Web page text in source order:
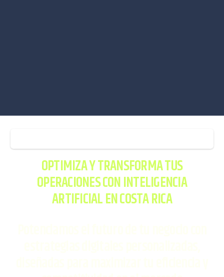
OPTIMIZA Y TRANSFORMA TUS
OPERACIONES CON INTELIGENCIA
ARTIFICIAL EN COSTA RICA